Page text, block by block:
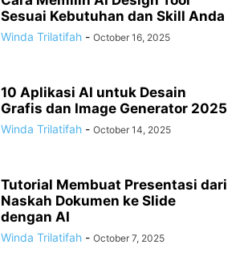
Sesuai Kebutuhan dan Skill Anda
Winda Trilatifah - October 16, 2025
10 Aplikasi AI untuk Desain
Grafis dan Image Generator 2025
Winda Trilatifah - October 14, 2025
Tutorial Membuat Presentasi dari
Naskah Dokumen ke Slide
dengan AI
Winda Trilatifah - October 7, 2025